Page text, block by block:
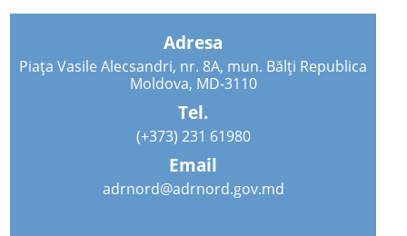
Adresa
Piața Vasile Alecsandri, nr. 8A, mun. Bălți Republica
Moldova, MD-3110
Tel.
(+373) 231 61980
Email
adrnord@adrnord.gov.md